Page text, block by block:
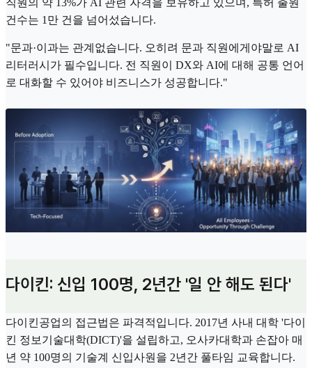
건수는 1만 건을 넘어섰습니다.
"문과·이과는 관계없습니다. 오히려 문과 직원에게야말로 AI
리터러시가 필수입니다. 전 직원이 DX와 AI에 대해 공통 언어
로 대화할 수 있어야 비즈니스가 성공합니다."
다이킨: 신입 100명, 2년간 '일 안 해도 된다'
다이킨공업의 접근법은 파격적입니다. 2017년 사내 대학 '다이
킨 정보기술대학(DICT)'을 설립하고, 오사카대학과 손잡아 매
년 약 100명의 기술계 신입사원을 2년간 풀타임 교육합니다.